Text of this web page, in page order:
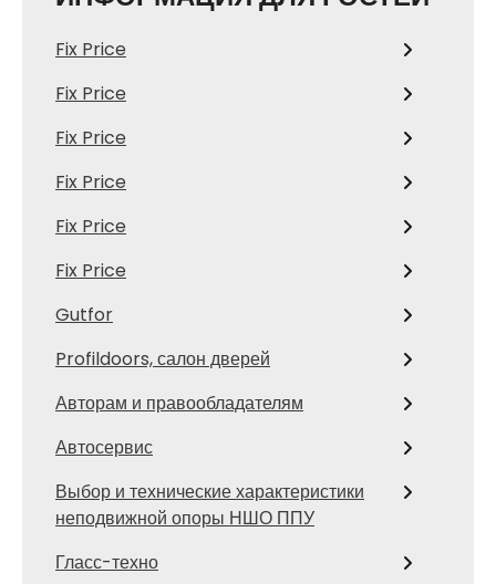
Fix Price
Fix Price
Fix Price
Fix Price
Fix Price
Fix Price
Gutfor
Profildoors, салон дверей
Авторам и правообладателям
Автосервис
Выбор и технические характеристики
неподвижной опоры НШО ППУ
Гласс-техно